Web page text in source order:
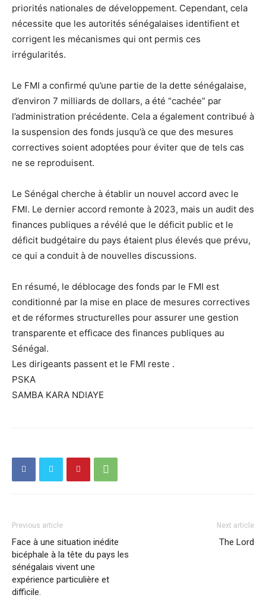
priorités nationales de développement. Cependant, cela
nécessite que les autorités sénégalaises identifient et
corrigent les mécanismes qui ont permis ces
irrégularités.
Le FMI a confirmé qu’une partie de la dette sénégalaise,
d’environ 7 milliards de dollars, a été “cachée” par
l’administration précédente. Cela a également contribué à
la suspension des fonds jusqu’à ce que des mesures
correctives soient adoptées pour éviter que de tels cas
ne se reproduisent.
Le Sénégal cherche à établir un nouvel accord avec le
FMI. Le dernier accord remonte à 2023, mais un audit des
finances publiques a révélé que le déficit public et le
déficit budgétaire du pays étaient plus élevés que prévu,
ce qui a conduit à de nouvelles discussions.
En résumé, le déblocage des fonds par le FMI est
conditionné par la mise en place de mesures correctives
et de réformes structurelles pour assurer une gestion
transparente et efficace des finances publiques au
Sénégal.
Les dirigeants passent et le FMI reste .
PSKA
SAMBA KARA NDIAYE
Previous article
Face à une situation inédite
bicéphale à la tête du pays les
sénégalais vivent une
expérience particulière et
difficile.
Next article
The Lord